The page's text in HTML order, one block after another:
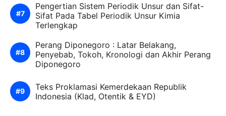
Pengertian Sistem Periodik Unsur dan Sifat-
Sifat Pada Tabel Periodik Unsur Kimia
Terlengkap
Perang Diponegoro : Latar Belakang,
Penyebab, Tokoh, Kronologi dan Akhir Perang
Diponegoro
Teks Proklamasi Kemerdekaan Republik
Indonesia (Klad, Otentik & EYD)